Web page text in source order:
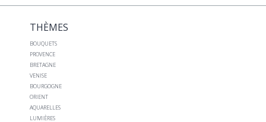
THÈMES
BOUQUETS
PROVENCE
BRETAGNE
VENISE
BOURGOGNE
ORIENT
AQUARELLES
LUMIÈRES